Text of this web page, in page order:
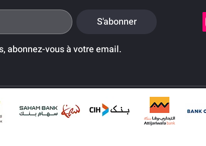
S'abonner
abonnez-vous à votre email.